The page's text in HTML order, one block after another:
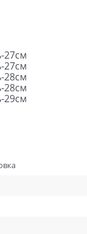
27см
27см
28см
28см
29см